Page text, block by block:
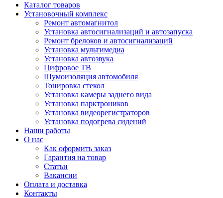
Каталог товаров
Установочный комплекс
Ремонт автомагнитол
Установка автосигнализаций и автозапуска
Ремонт брелоков и автосигнализаций
Установка мультимедиа
Установка автозвука
Цифровое ТВ
Шумоизоляция автомобиля
Тонировка стекол
Установка камеры заднего вида
Установка парктроников
Установка видеорегистраторов
Установка подогрева сидений
Наши работы
О нас
Как оформить заказ
Гарантия на товар
Статьи
Вакансии
Оплата и доставка
Контакты